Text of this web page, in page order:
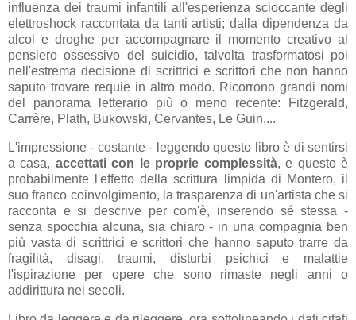
influenza dei traumi infantili all'esperienza scioccante degli
elettroshock raccontata da tanti artisti; dalla dipendenza da
alcol e droghe per accompagnare il momento creativo al
pensiero ossessivo del suicidio, talvolta trasformatosi poi
nell'estrema decisione di scrittrici e scrittori che non hanno
saputo trovare requie in altro modo. Ricorrono grandi nomi
del panorama letterario più o meno recente: Fitzgerald,
Carrère, Plath, Bukowski, Cervantes, Le Guin,...
L'impressione - costante - leggendo questo libro è di sentirsi
a casa, accettati con le proprie complessità, e questo è
probabilmente l'effetto della scrittura limpida di Montero, il
suo franco coinvolgimento, la trasparenza di un'artista che si
racconta e si descrive per com'è, inserendo sé stessa -
senza spocchia alcuna, sia chiaro - in una compagnia ben
più vasta di scrittrici e scrittori che hanno saputo trarre da
fragilità, disagi, traumi, disturbi psichici e malattie
l'ispirazione per opere che sono rimaste negli anni o
addirittura nei secoli.